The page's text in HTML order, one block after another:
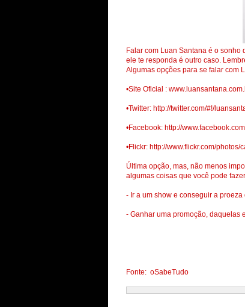
Falar com Luan Santana é o
ele te responda é outro caso.
Algumas opções para se falar com
•Site Oficial :
•Twitter: http://twitter.com/#!/
•Facebook: http://
•Flickr: http://www.flickr.com/
Última opção, mas, não menos
algumas coisas que você pode
- Ir a um show e conseguir a
- Ganhar uma promoção, daquelas
Fonte: oSabeTudo